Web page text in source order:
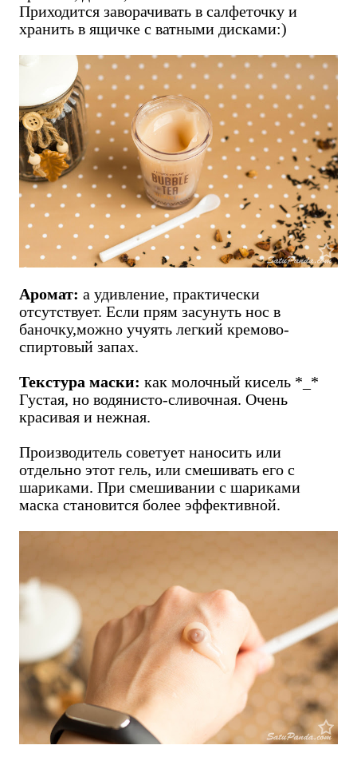
Приходится заворачивать в салфеточку и
хранить в ящичке с ватными дисками:)
Аромат: а удивление, практически
отсутствует. Если прям засунуть нос в
баночку,можно учуять легкий кремово-
спиртовый запах.
Текстура маски: как молочный кисель *_*
Густая, но водянисто-сливочная. Очень
красивая и нежная.
Производитель советует наносить или
отдельно этот гель, или смешивать его с
шариками. При смешивании с шариками
маска становится более эффективной.